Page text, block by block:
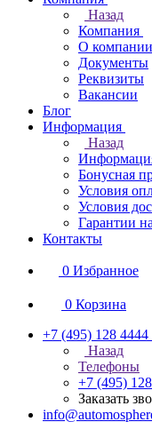
Назад
Компания
О компании
Документы
Реквизиты
Вакансии
Блог
Информация
Назад
Бонусная
Условия
Условия
Гарантии
Контакты
0 Избранное
0 Корзина
+7 (495) 128 4444
Назад
Телефоны
+7 (495)
Заказать